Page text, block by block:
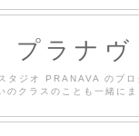
プラナ
タジオ PRANAVA のブロ
のクラスのことも一緒に